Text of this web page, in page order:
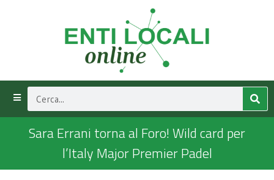
Sara Errani torna al Foro! Wild card per
l’Italy Major Premier Padel